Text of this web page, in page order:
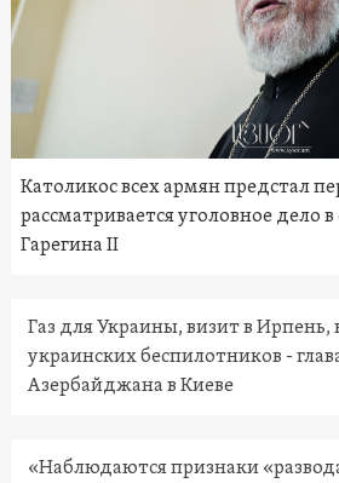
Католикос всех армян предстал
рассматривается уголовное дело
Гарегина II
Газ для Украины, визит в Ирпень,
украинских беспилотников -
Азербайджана в Киеве
«Наблюдаются признаки